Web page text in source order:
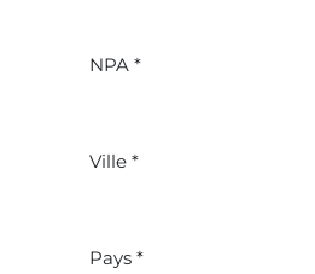
NPA *
Ville *
Pays *